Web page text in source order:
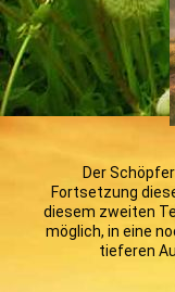
Der
Fortsetzung
diesem zweiten
möglich, in eine
tieferen